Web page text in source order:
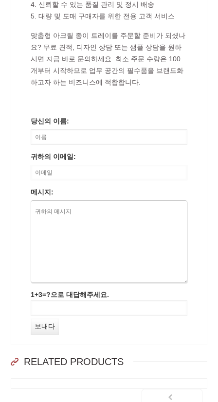
4. 신뢰할 수 있는 품질 관리 및 정시 배송
5. 대량 및 도매 구매자를 위한 전용 고객 서비스
맞춤형 아크릴 종이 트레이를 주문할 준비가 되셨나
요? 무료 견적, 디자인 상담 또는 샘플 상담을 원하
시면 지금 바로 문의하세요. 최소 주문 수량은 100
개부터 시작하므로 업무 공간의 필수품을 브랜드화
하고자 하는 비즈니스에 적합합니다.
당신의 이름:
귀하의 이메일:
메시지:
1+3=?으로 대답해주세요.
RELATED PRODUCTS